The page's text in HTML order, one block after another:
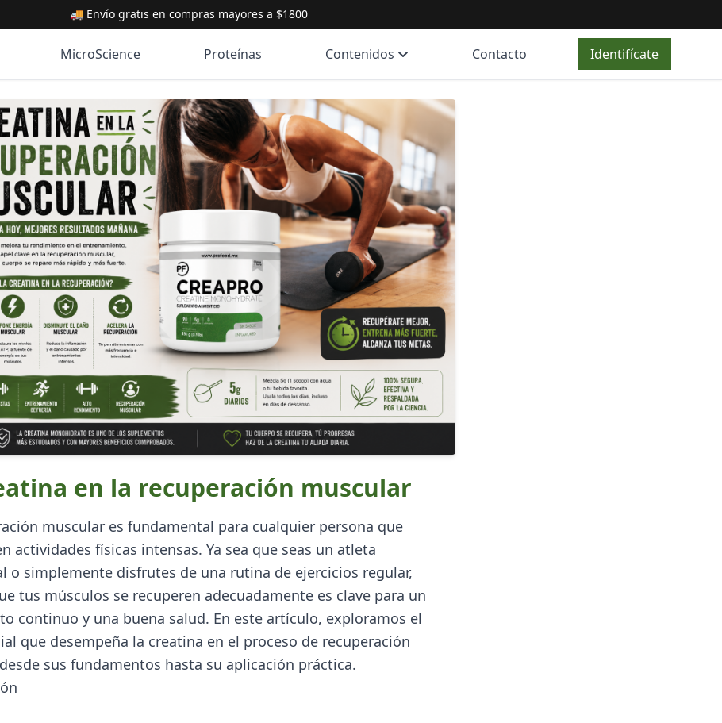
🚚 Envío gratis en compras mayores a $1800
MicroScience Proteínas Contenidos Contacto Identifícate
en la recuperación muscular
muscular es fundamental para cualquier persona que
actividades físicas intensas. Ya sea que seas un atleta
o simplemente disfrutes de una rutina de ejercicios regular,
tus músculos se recuperen adecuadamente es clave para un
continuo y una buena salud. En este artículo, exploramos el
que desempeña la creatina en el proceso de recuperación
sus fundamentos hasta su aplicación práctica.